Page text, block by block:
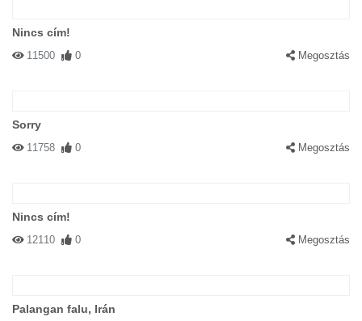
Nincs cím!
11500 0 Megosztás
Sorry
11758 0 Megosztás
Nincs cím!
12110 0 Megosztás
Palangan falu, Irán